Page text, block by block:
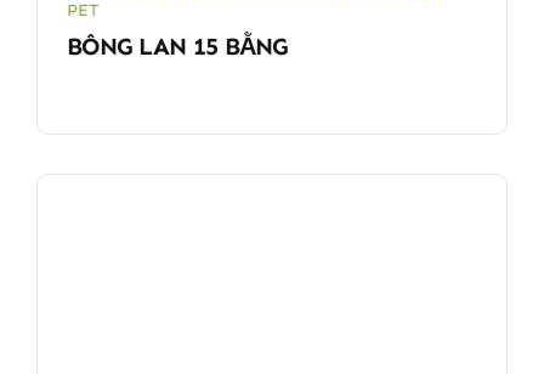
PET
BÔNG LAN 15 BẰNG